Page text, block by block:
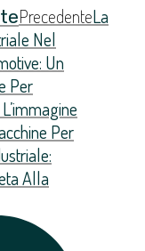
PrecedenteLa
Nel
Un
Per
Per
Alla